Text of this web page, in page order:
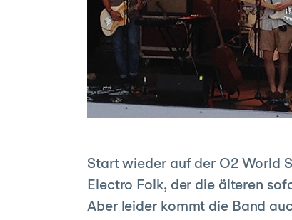
Start wieder auf der O2 World
Electro Folk, der die älteren
Aber leider kommt die Band